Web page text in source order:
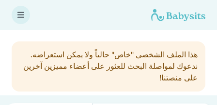
هذا الملف الشخصي "خاص" حالياً ولا يمكن استعراضه.
ندعوك لمواصلة البحث للعثور على أعضاء مميزين آخرين
على منصتنا!